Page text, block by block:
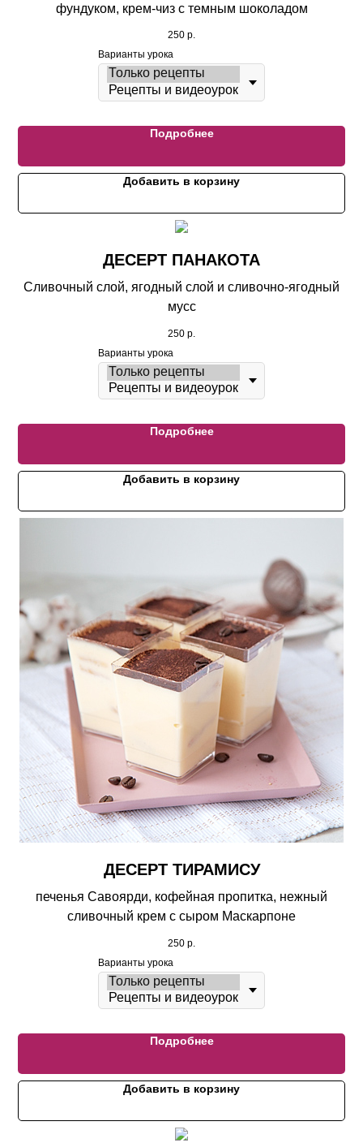
фундуком, крем-чиз с темным шоколадом
250 р.
Варианты урока
Подробнее
Добавить в корзину
ДЕСЕРТ ПАНАКОТА
Сливочный слой, ягодный слой и сливочно-ягодный
мусс
250 р.
Варианты урока
Подробнее
Добавить в корзину
ДЕСЕРТ ТИРАМИСУ
печенья Савоярди, кофейная пропитка, нежный
сливочный крем с сыром Маскарпоне
250 р.
Варианты урока
Подробнее
Добавить в корзину